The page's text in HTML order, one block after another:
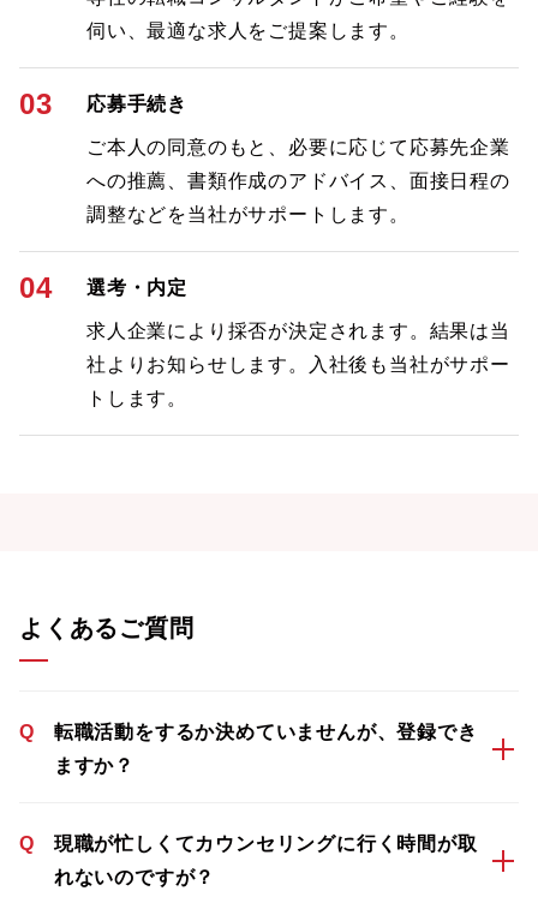
伺い、最適な求人をご提案します。
03 応募手続き
ご本人の同意のもと、必要に応じて応募先企業
への推薦、書類作成のアドバイス、面接日程の
調整などを当社がサポートします。
04 選考・内定
求人企業により採否が決定されます。結果は当
社よりお知らせします。入社後も当社がサポー
トします。
よくあるご質問
Q
転職活動をするか決めていませんが、登録でき
ますか？
Q
現職が忙しくてカウンセリングに行く時間が取
れないのですが？